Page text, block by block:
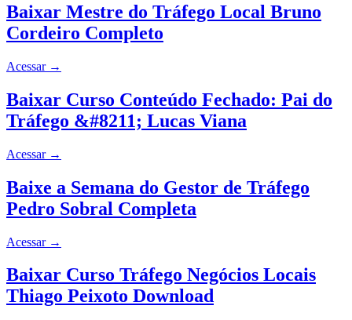
Baixar Mestre do Tráfego Local Bruno
Cordeiro Completo
Acessar →
Baixar Curso Conteúdo Fechado: Pai do
Tráfego &#8211; Lucas Viana
Acessar →
Baixe a Semana do Gestor de Tráfego
Pedro Sobral Completa
Acessar →
Baixar Curso Tráfego Negócios Locais
Thiago Peixoto Download